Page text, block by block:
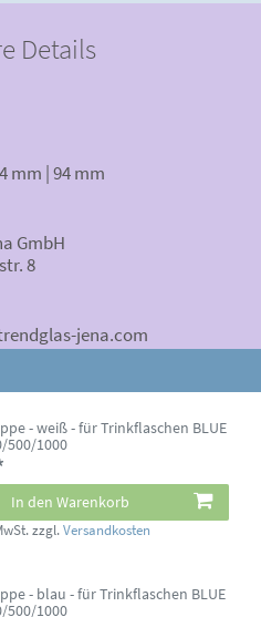
Details
mm | 94 mm
GmbH
8
jena.com
- weiß - für Trinkflaschen BLUE
500/1000
In den Warenkorb
zzgl.Versandkosten
- blau - für Trinkflaschen BLUE
500/1000